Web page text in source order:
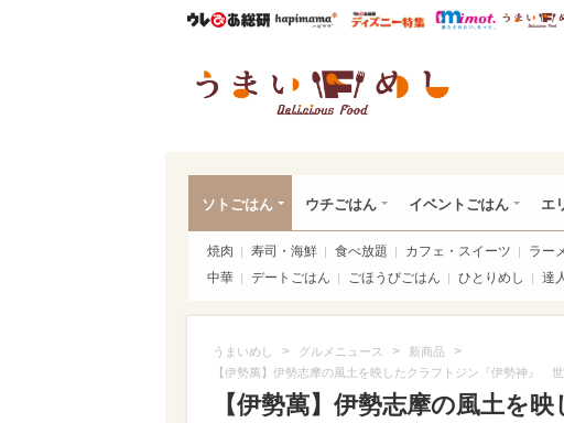
ウレぴあ総研ハピママ* ウレぴあ総研 デ
mimot.
ソトごはん ウチごはん イベントごはん エ
焼肉 寿司・海鮮 食べ放題 カフェ・スイーツ ラー
中華
デートごはん ごほうびごはん ひとりめし 達
うまいめし > グルメニュース > 新商品 >
【伊勢萬】伊勢志摩の風土を映したクラフトジン『伊勢神』
【伊勢萬】伊勢志摩の風土を